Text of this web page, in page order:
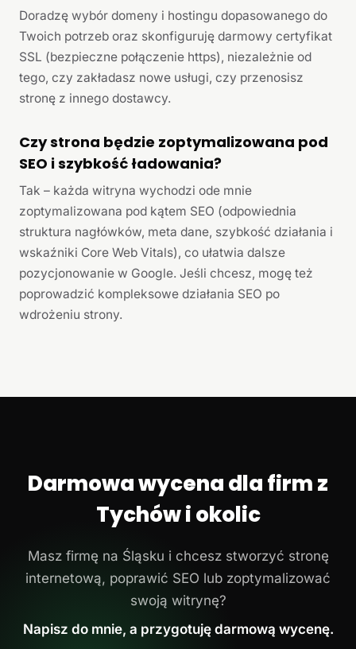
Doradzę wybór domeny i hostingu dopasowanego do
Twoich potrzeb oraz skonfiguruję darmowy certyfikat
SSL (bezpieczne połączenie https), niezależnie od
tego, czy zakładasz nowe usługi, czy przenosisz
stronę z innego dostawcy.
Czy strona będzie zoptymalizowana pod
SEO i szybkość ładowania?
Tak – każda witryna wychodzi ode mnie
zoptymalizowana pod kątem SEO (odpowiednia
struktura nagłówków, meta dane, szybkość działania i
wskaźniki Core Web Vitals), co ułatwia dalsze
pozycjonowanie w Google. Jeśli chcesz, mogę też
poprowadzić kompleksowe działania SEO po
wdrożeniu strony.
Darmowa wycena dla firm z
Tychów i okolic
Masz firmę na Śląsku i chcesz stworzyć stronę
internetową, poprawić SEO lub zoptymalizować
swoją witrynę?
Napisz do mnie, a przygotuję darmową wycenę.